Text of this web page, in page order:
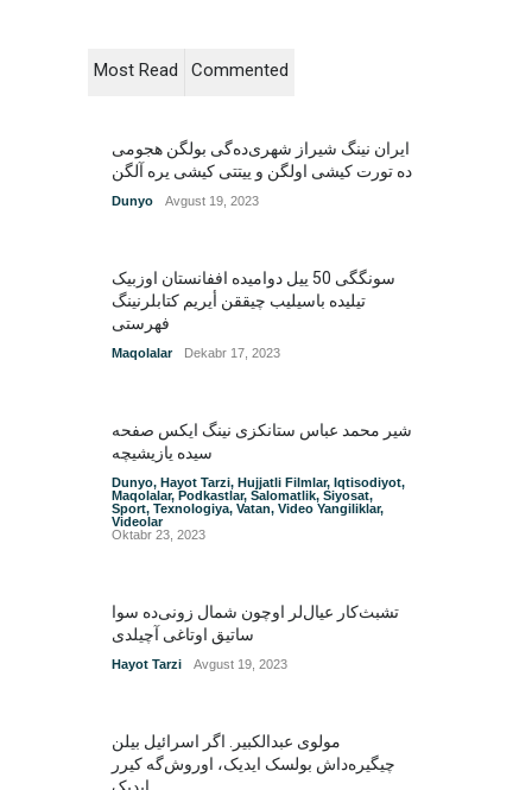
Most Read Commented
ایران نینگ شیراز شهری‌ده‌گی بولگن هجومی
Dunyo Avgust 19, 2023
سونگگی 50 ییل دوامیده اففانستان اوزبیک
تیلیده باسیلیب چیققن أیریم کتابلرنینگ
فهرستی
Maqolalar Dekabr 17, 2023
شیر محمد عباس ستانکزی نینگ ایکس صفحه
سیده یازیشیچه
Dunyo, Hayot Tarzi, Hujjatli Filmlar, Iqtisodiyot,
Maqolalar, Podkastlar, Salomatlik, Siyosat,
Sport, Texnologiya, Vatan, Video Yangiliklar,
Videolar
Oktabr 23, 2023
تشبث‌کار عیال‌لر اوچون شمال زونی‌ده سوا
ساتیق اوتاغی آچیلدی
Hayot Tarzi Avgust 19, 2023
مولوی عبدالکبیر. اگر اسرائیل بیلن
چیگیره‌داش بولسک ایدیک‌‌، اوروش‌گه کیرر